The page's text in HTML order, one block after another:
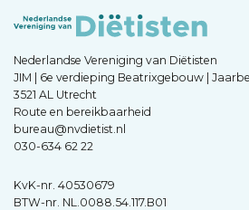
Nederlandse Vereniging van Diëtisten
JIM | 6e verdieping Beatrixgebouw |
3521 AL Utrecht
Route en bereikbaarheid
bureau@nvdietist.nl
030-634 62 22
KvK-nr. 40530679
BTW-nr. NL.0088.54.117.B01